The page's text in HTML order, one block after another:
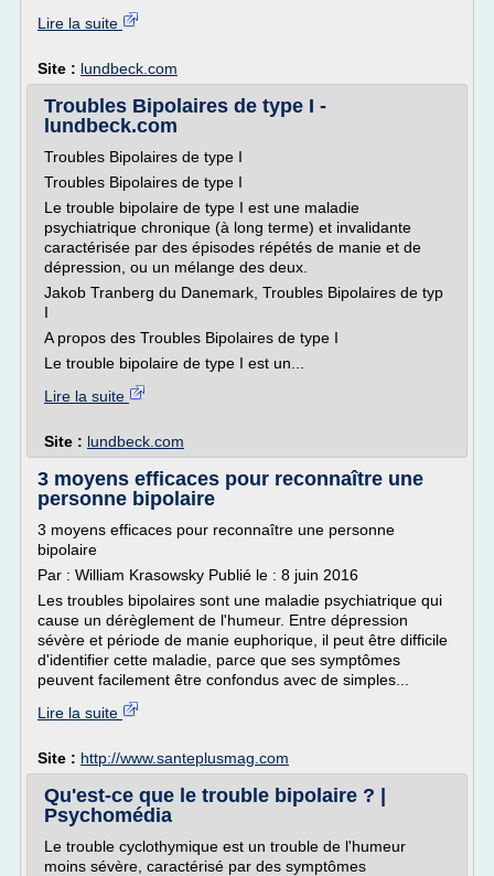
Lire la suite
Site : lundbeck.com
Troubles Bipolaires de type I -
lundbeck.com
Troubles Bipolaires de type I
Troubles Bipolaires de type I
Le trouble bipolaire de type I est une maladie
psychiatrique chronique (à long terme) et invalidante
caractérisée par des épisodes répétés de manie et de
dépression, ou un mélange des deux.
Jakob Tranberg du Danemark, Troubles Bipolaires de typ
I
A propos des Troubles Bipolaires de type I
Le trouble bipolaire de type I est un...
Lire la suite
Site : lundbeck.com
3 moyens efficaces pour reconnaître une
personne bipolaire
3 moyens efficaces pour reconnaître une personne
bipolaire
Par : William Krasowsky Publié le : 8 juin 2016
Les troubles bipolaires sont une maladie psychiatrique qui
cause un dérèglement de l'humeur. Entre dépression
sévère et période de manie euphorique, il peut être difficile
d'identifier cette maladie, parce que ses symptômes
peuvent facilement être confondus avec de simples...
Lire la suite
Site : http://www.santeplusmag.com
Qu'est-ce que le trouble bipolaire ? |
Psychomédia
Le trouble cyclothymique est un trouble de l'humeur
moins sévère, caractérisé par des symptômes